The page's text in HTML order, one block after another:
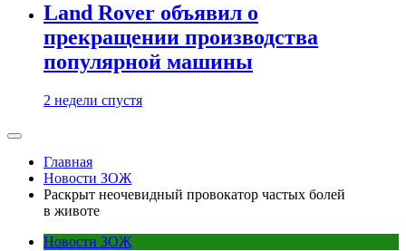
Land Rover объявил о
прекращении производства
популярной машины
2 недели спустя
Главная
Новости ЗОЖ
Раскрыт неочевидный провокатор частых болей
в животе
Новости ЗОЖ